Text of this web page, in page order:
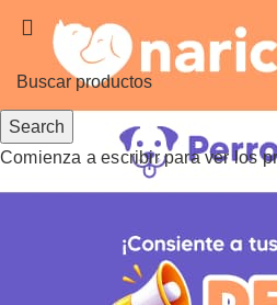
Search
Comienza a escribir para ver los